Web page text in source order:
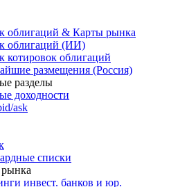
облигаций & Карты рынка
облигаций (ИИ)
котировок облигаций
размещения (Россия)
разделы
доходности
ask
списки
инвест. банков и юр.